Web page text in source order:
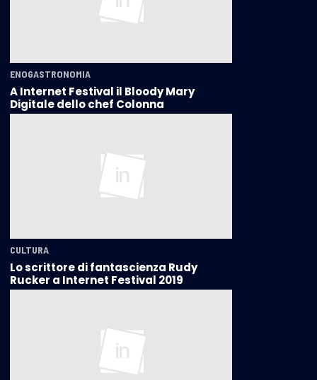
ENOGASTRONOMIA
A Internet Festival il Bloody Mary
Digitale dello chef Colonna
CULTURA
Lo scrittore di fantascienza Rudy
Rucker a Internet Festival 2019